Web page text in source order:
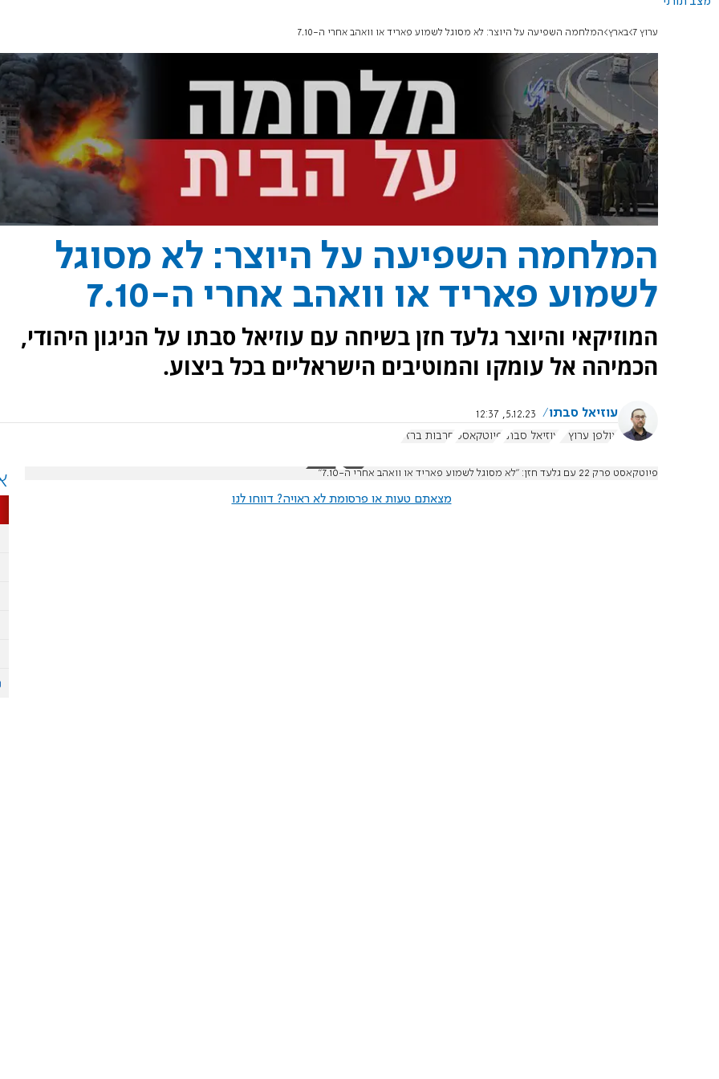
ערוץ 7 בארץ המלחמה השפיעה על היוצר: לא מסוגל לשמוע פאריד או וואהב אחרי ה-7.10
המלחמה השפיעה על היוצר: לא מסוגל
לשמוע פאריד או וואהב אחרי ה-7.10
המוזיקאי והיוצר גלעד חזן בשיחה עם עוזיאל סבתו על הניגון היהודי,
הכמיהה אל עומקו והמוטיבים הישראליים בכל ביצוע.
עוזיאל סבתו
5.12.23, 12:37
אולפן ערוץ 7
עוזיאל סבתו פיוטקאסט חרבות ברזל
פיוטקאסט פרק 22 עם גלעד חזן: "לא מסוגל לשמוע פאריד או וואהב אחרי ה-7.10"
מצאתם טעות או פרסומת לא ראויה? דווחו לנו